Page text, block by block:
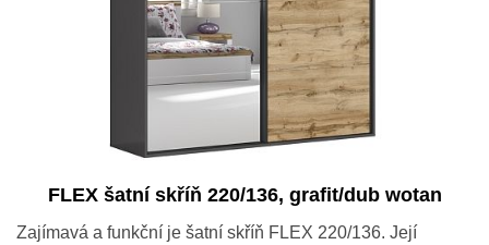
FLEX šatní skříň 220/136, grafit/dub wotan
Zajímavá a funkční je šatní skříň FLEX 220/136. Její